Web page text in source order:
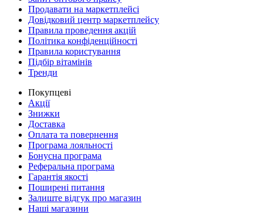
Продавати на маркетплейсі
Довідковий центр маркетплейсу
Правила проведення акцій
Політика конфіденційності
Правила користування
Підбір вітамінів
Тренди
Покупцеві
Акції
Знижки
Доставка
Оплата та повернення
Програма лояльності
Бонусна програма
Реферальна програма
Гарантія якості
Поширені питання
Залиште відгук про магазин
Наші магазини